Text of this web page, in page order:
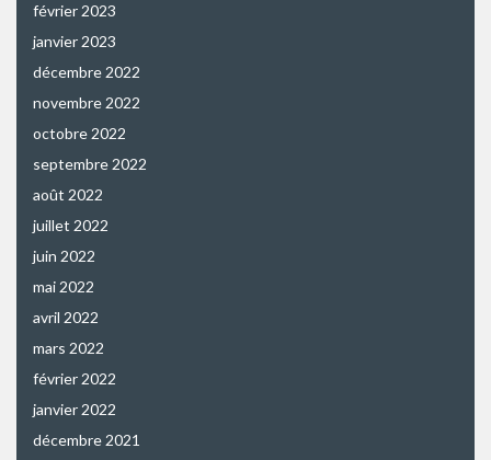
février 2023
janvier 2023
décembre 2022
novembre 2022
octobre 2022
septembre 2022
août 2022
juillet 2022
juin 2022
mai 2022
avril 2022
mars 2022
février 2022
janvier 2022
décembre 2021